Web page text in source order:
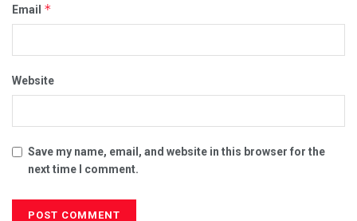
Email *
Website
Save my name, email, and website in this browser for the
next time I comment.